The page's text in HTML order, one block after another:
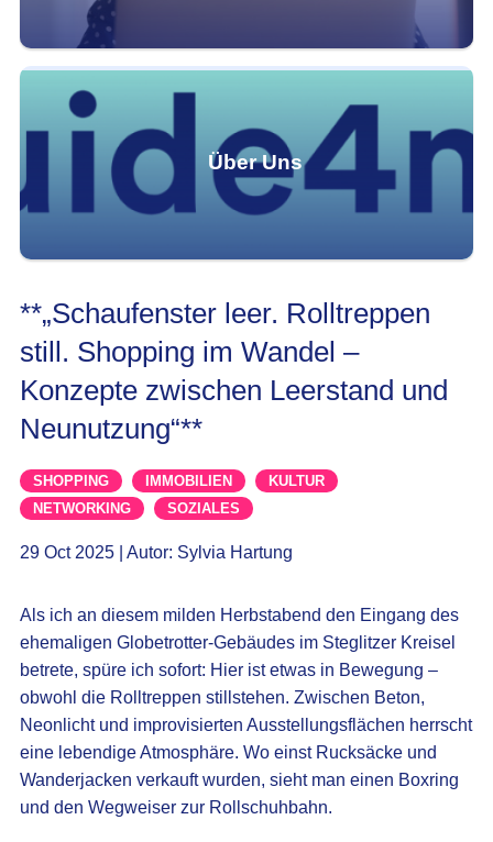
Über Uns
**„Schaufenster leer. Rolltreppen
still. Shopping im Wandel –
Konzepte zwischen Leerstand und
Neunutzung“**
SHOPPING IMMOBILIEN
KULTUR
NETWORKING
SOZIALES
29 Oct 2025 | Autor: Sylvia Hartung
Als ich an diesem milden Herbstabend den Eingang des
ehemaligen Globetrotter-Gebäudes im Steglitzer Kreisel
betrete, spüre ich sofort: Hier ist etwas in Bewegung –
obwohl die Rolltreppen stillstehen. Zwischen Beton,
Neonlicht und improvisierten Ausstellungsflächen herrscht
eine lebendige Atmosphäre. Wo einst Rucksäcke und
Wanderjacken verkauft wurden, sieht man einen Boxring
und den Wegweiser zur Rollschuhbahn.